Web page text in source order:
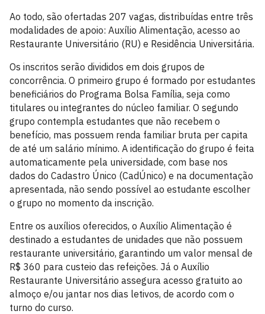
Ao todo, são ofertadas 207 vagas, distribuídas entre três
modalidades de apoio: Auxílio Alimentação, acesso ao
Restaurante Universitário (RU) e Residência Universitária.
Os inscritos serão divididos em dois grupos de
concorrência. O primeiro grupo é formado por estudantes
beneficiários do Programa Bolsa Família, seja como
titulares ou integrantes do núcleo familiar. O segundo
grupo contempla estudantes que não recebem o
benefício, mas possuem renda familiar bruta per capita
de até um salário mínimo. A identificação do grupo é feita
automaticamente pela universidade, com base nos
dados do Cadastro Único (CadÚnico) e na documentação
apresentada, não sendo possível ao estudante escolher
o grupo no momento da inscrição.
Entre os auxílios oferecidos, o Auxílio Alimentação é
destinado a estudantes de unidades que não possuem
restaurante universitário, garantindo um valor mensal de
R$ 360 para custeio das refeições. Já o Auxílio
Restaurante Universitário assegura acesso gratuito ao
almoço e/ou jantar nos dias letivos, de acordo com o
turno do curso.